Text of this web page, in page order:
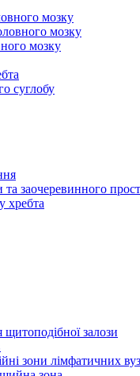
мозку
мозку
мозку
суглобу
заочеревинного
хребта
щитоподібної залози
зони лімфатичних